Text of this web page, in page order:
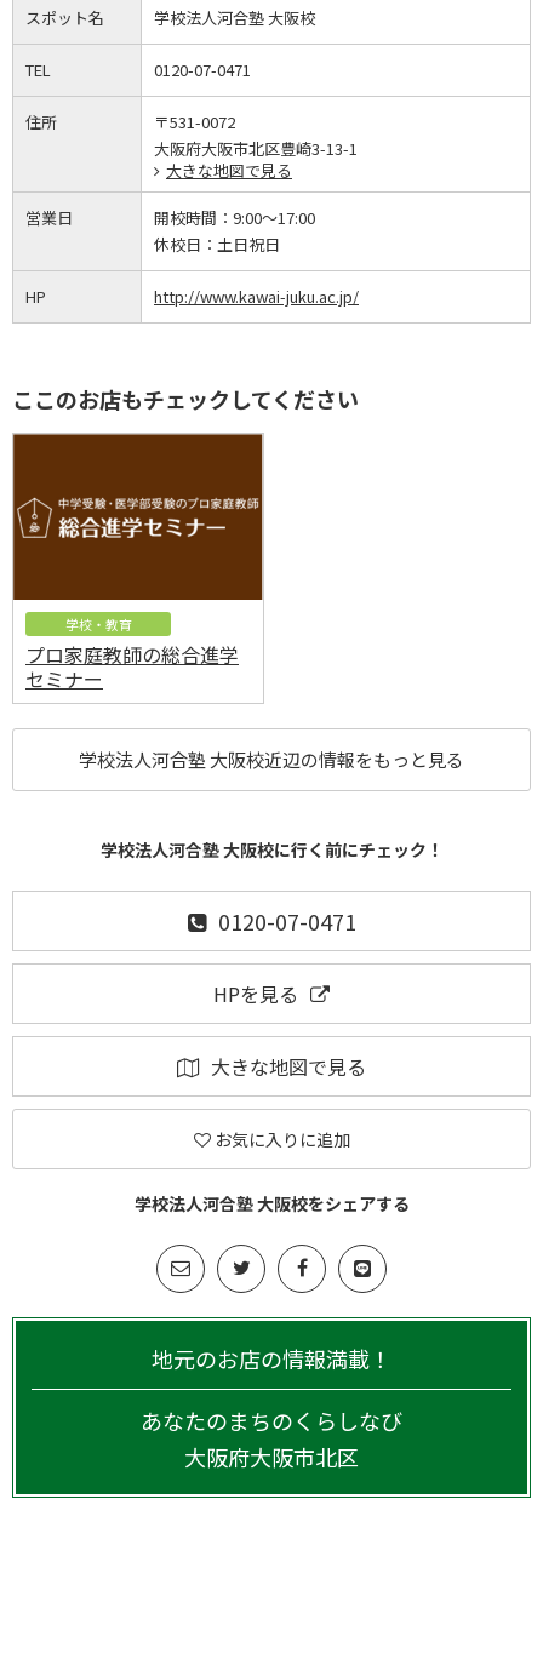
スポット名 学校法人河合塾 大阪校
TEL 0120-07-0471
住所
〒531-0072
大阪府大阪市北区豊崎3-13-1
大きな地図で見る
営業日 開校時間： 9:00～17:00
休校日： 土日祝日
HP http://www.kawai-juku.ac.jp/
ここのお店もチェックしてください
学校・教育
プロ家庭教師の総合進学
セミナー
学校法人河合塾 大阪校近辺の情報をもっと見る
学校法人河合塾 大阪校に行く前にチェック！
0120-07-0471
HPを見る
大きな地図で見る
お気に入りに追加
学校法人河合塾 大阪校をシェアする
地元のお店の情報満載！
あなたのまちのくらしなび
大阪府大阪市北区